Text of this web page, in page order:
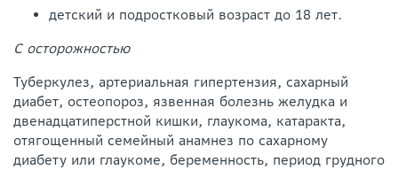
детский и подростковый возраст до 18 лет.
С осторожностью
Туберкулез, артериальная гипертензия, сахарный
диабет, остеопороз, язвенная болезнь желудка и
двенадцатиперстной кишки, глаукома, катаракта,
отягощенный семейный анамнез по сахарному
диабету или глаукоме, беременность, период грудного